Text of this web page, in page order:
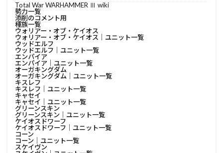
Total War WARHAMMER Ⅲ wiki
勢力一覧
添削のコメント用
種族一覧
ウォリアー・オブ・ケイオス
ウォリアー・オブ・ケイオス│ユニット一覧
ウッドエルフ
ウッドエルフ│ユニット一覧
エンパイア
エンパイア│ユニット一覧
オーガキングダム
オーガキングダム│ユニット一覧
キスレフ
キスレフ│ユニット一覧
キャセイ
キャセイ│ユニット一覧
グリーンスキン
グリーンスキン│ユニット一覧
ケイオスドワーフ
ケイオスドワーフ│ユニット一覧
コーン
コーン│ユニット一覧
スケイヴン